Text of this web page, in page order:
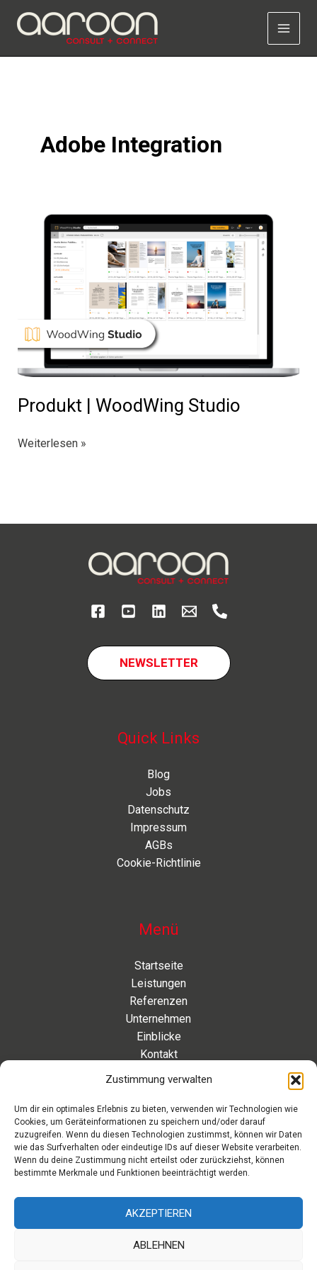
Zustimmung verwalten
Um dir ein optimales Erlebnis zu bieten, verwenden wir Technologien wie
Cookies, um Geräteinformationen zu speichern und/oder darauf
zuzugreifen. Wenn du diesen Technologien zustimmst, können wir Daten
wie das Surfverhalten oder eindeutige IDs auf dieser Website verarbeiten.
Wenn du deine Zustimmung nicht erteilst oder zurückziehst, können
bestimmte Merkmale und Funktionen beeinträchtigt werden.
AKZEPTIEREN
ABLEHNEN
Inhalt
Adobe Integration
Produkt | WoodWing Studio
Produkt
Weiterlesen »
NEWSLETTER
Quick Links
Blog
Jobs
Datenschutz
Impressum
AGBs
Cookie-Richtlinie
Menü
Startseite
Leistungen
Referenzen
Unternehmen
Einblicke
Kontakt
Eleonorenstraße 20 | 30449 Hannover Deutschland
Telefon: +49 511 89 880 494
Telefax: +49 511 89 880 495
info[at]aaroon.de